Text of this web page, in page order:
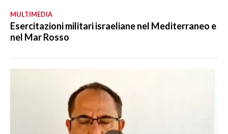
MULTIMEDIA
Esercitazioni militari israeliane nel Mediterraneo e
nel Mar Rosso